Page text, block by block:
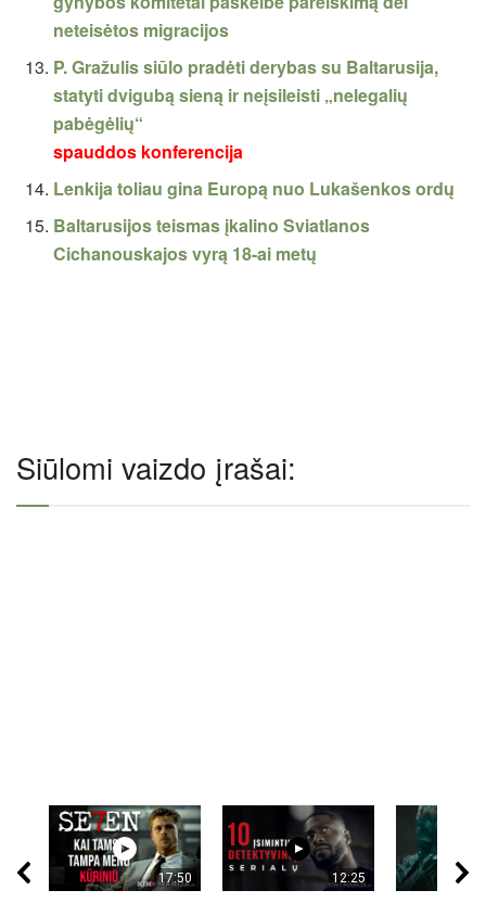
neteisėtos migracijos
P. Gražulis siūlo pradėti derybas su Baltarusija,
statyti dvigubą sieną ir neįsileisti „nelegalių
pabėgėlių“
spauddos konferencija
Lenkija toliau gina Europą nuo Lukašenkos ordų
Baltarusijos teismas įkalino Sviatlanos
Cichanouskajos vyrą 18-ai metų
Siūlomi vaizdo įrašai:
17:50 12:25